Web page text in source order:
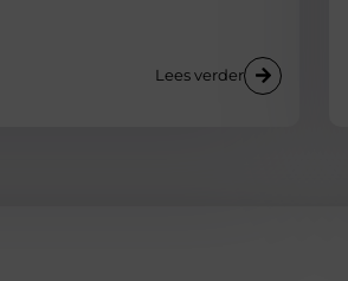
Lees verder